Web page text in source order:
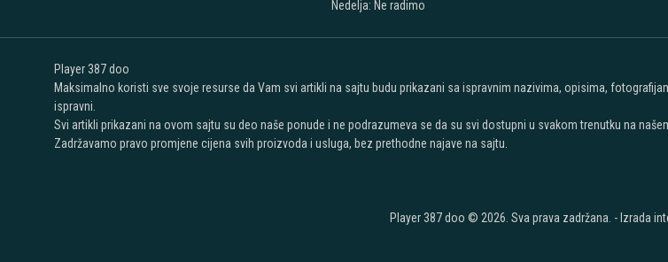
Nedelja: Ne radimo
Player 387 doo
Maksimalno koristi sve svoje resurse da Vam svi artikli na sajtu budu prikazani sa ispravnim nazivima, opisima,
ispravni.
Svi artikli prikazani na ovom sajtu su deo naše ponude i ne podrazumeva se da su svi dostupni u svakom trenutku na
Zadržavamo pravo promjene cijena svih proizvoda i usluga, bez prethodne najave na sajtu.
Player 387 doo © 2026. Sva prava zadržana. - Izrada